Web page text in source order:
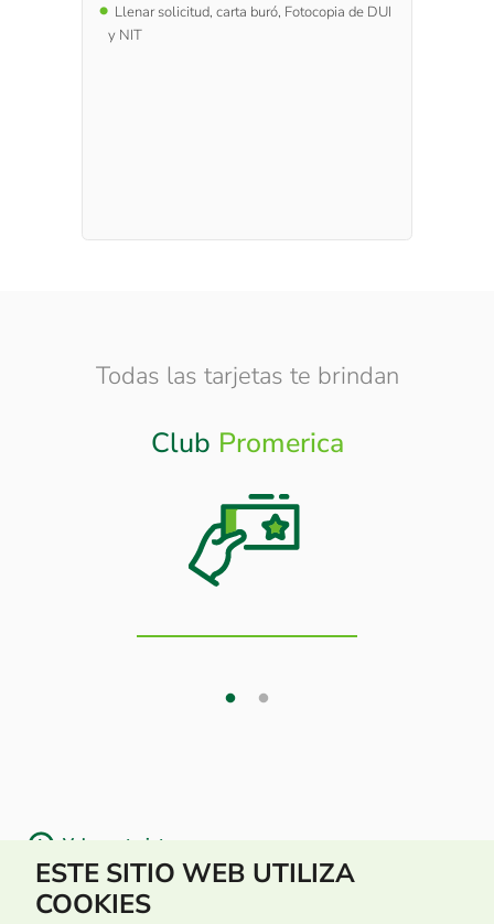
Llenar solicitud, carta buró, Fotocopia de DUI
y NIT
Todas las tarjetas te brindan
Club Promerica
OtrosBeneficios
Volver a tarjetas
ESTE SITIO WEB UTILIZA
COOKIES